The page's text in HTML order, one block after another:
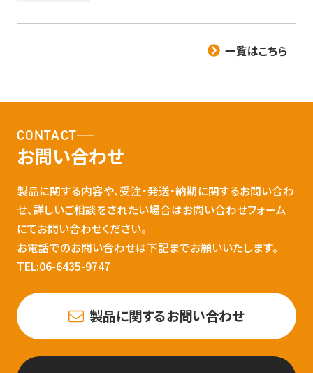
一覧はこちら
CONTACT
お問い合わせ
製品に関する内容や、受注・発送・納期に関するお問い合わ
せ、詳しいご相談をされたい場合はお問い合わせフォーム
にてお問い合わせください。
お電話でのお問い合わせは下記までお願いいたします。
TEL:06-6435-9747
製品に関するお問い合わせ